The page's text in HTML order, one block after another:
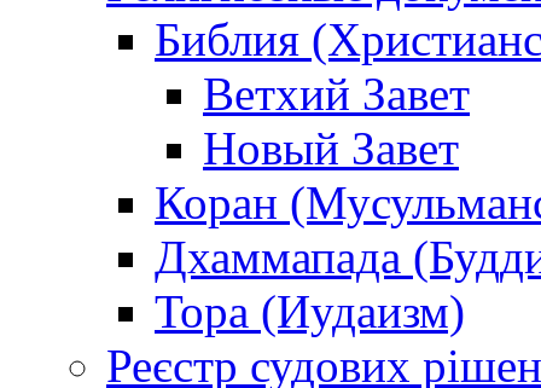
Библия
Ветхий Завет
Новый Завет
Коран
Дхаммапада
Тора (Иудаизм)
Реєстр судових